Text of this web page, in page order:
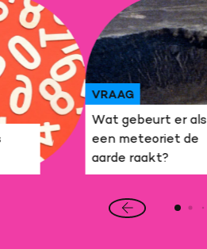
VRAAG
Wat gebeurt er als
een meteoriet de
aarde raakt?
Vorige